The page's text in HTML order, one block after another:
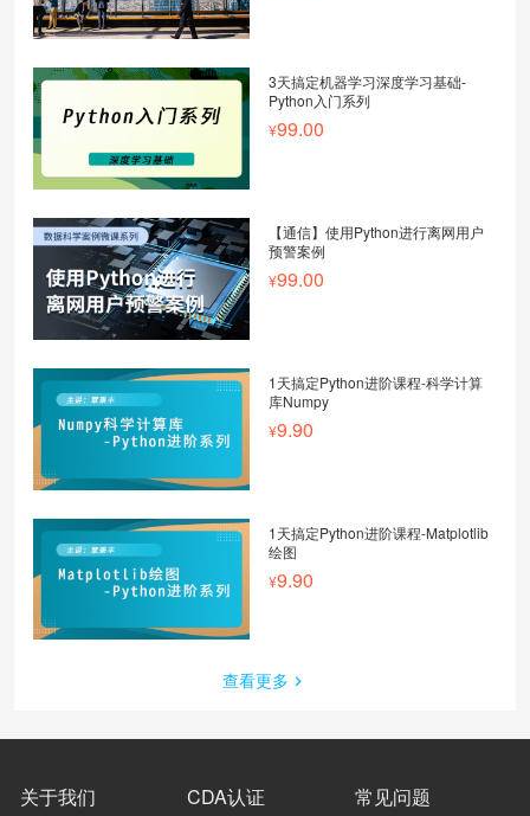
3天搞定机器学习深度学习基础-
Python入门系列
99.00
【通信】使用Python进行离网用户
预警案例
99.00
1天搞定Python进阶课程-科学计算
库Numpy
9.90
1天搞定Python进阶课程-Matplotlib
绘图
9.90
查看更多
关于我们 CDA认证 常见问题